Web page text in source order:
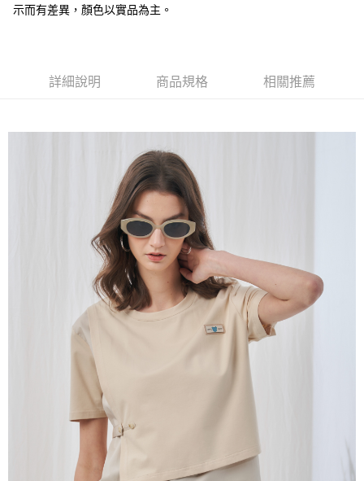
全盈+PAY
【大哥付你分期使用說明】
1.本服務由台灣大哥大提供，台灣大哥大用戶可立即使用無須另外申請。
成交易。
3.實際核准額度、可分期數及費用金額請依後續交易確認頁面所載為準。
4.訂單成立30分鐘內，如未前往確認交易或遇審核未通過，訂單將自動取
消。如遇「轉專審核」未通過狀況，表示未達大哥付你分期系統評分，恕無
1.分期款項不併入電信帳單，「大哥付你分期」於每月結算日後寄送繳費提
2.透過簡訊連結打開帳單後，可選擇「超商條碼／台灣大直營門市／銀行轉
帳／街口支付／iPASS MONEY」等通路繳費。
1.本服務係由「台灣大哥大股份有限公司」（以下簡稱本公司）所提供，讓
用戶於交易時，得透過本服務購買商品或服務，並由商店將買賣／分期付款
買賣價金債權讓與本公司後，依約使用本公司帳單繳交帳款。
2.基於同意付款使用「大哥付你分期」之契約關係目的，商店將以您的個人
資料（包含姓名、電話或地址）提供予台灣大哥大進項蒐集、處理及利用，
由本公司與您本人進行分期帳單所需資料之確認、核對及更正。
3.完整用戶服務條款，請詳閱以下連結：
https://oppay.tw/userRule
AFTEE先享後付
１．簡單：不需註冊會員、不需綁卡、不需儲值。
２．便利：只要手機號碼，簡訊認證，即可結帳。
３．安心：先確認商品／服務後，再付款。
【「AFTEE先享後付」結帳流程】
１．於結帳方式選擇「AFTEE先享後付」後，將跳轉至「AFTEE先享後付」
結帳頁面，進行簡訊認證並確認金額後，即可完成結帳。
２．訂單成立數日內，您將收到繳費通知簡訊。
３．收到繳費通知簡訊後14天內，點擊此簡訊中的連結，可透過四大超商／
ATM／網路銀行／等多元方式進行付款，方視為交易完成。
※ 請注意：結帳手續完成當下不需立刻繳費，但若您需要取消訂單，請聯絡
購買商品的店家。未經商家同意取消之訂單仍視為有效，需透過AFTEE先享
後付繳納相關費用。
※ 交易是否成功請以「AFTEE先享後付 」之結帳頁面顯示為準，若有關於
是否繳費成功／繳費後需取消欲退款等相關疑問，請聯繫「AFTEE先享後付
https://netprotections.freshdesk.com/support/home
【注意事項】
１．透過由恩沛科技股份有限公司提供之「AFTEE先享後付」服務完成之交
易，需依本服務之必要範圍內提供個人資料，並將交易相關給付款項請求債
權轉讓予恩沛科技股份有限公司。
２．關於個人資料處理事宜，請瀏覽以下網址：
每筆NT$120，滿NT$2,000(含以上)免運費
每筆NT$120，滿NT$2,000(含以上)免運費
每筆NT$120，滿NT$2,000(含以上)免運費
示而有差異，顏色以實品為主。
詳細說明 商品規格 相關推薦